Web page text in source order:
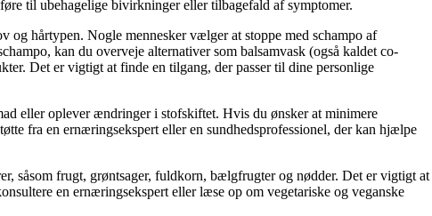
til ubehagelige bivirkninger eller tilbagefald af symptomer.
og hårtypen. Nogle mennesker vælger at stoppe med schampo af
kan du overveje alternativer som balsamvask (også kaldet co-
Det er vigtigt at finde en tilgang, der passer til dine personlige
eller oplever ændringer i stofskiftet. Hvis du ønsker at minimere
fra en ernæringsekspert eller en sundhedsprofessionel, der kan hjælpe
såsom frugt, grøntsager, fuldkorn, bælgfrugter og nødder. Det er vigtigt at
en ernæringsekspert eller læse op om vegetariske og veganske